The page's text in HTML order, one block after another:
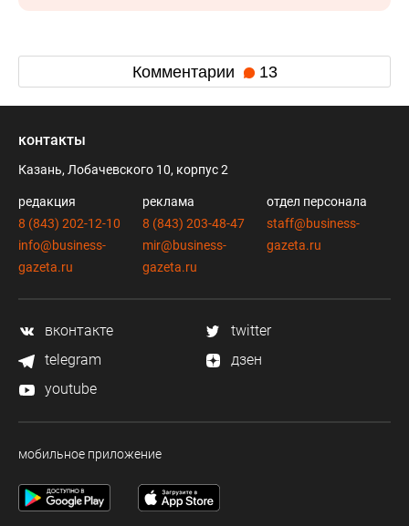
Комментарии 13
контакты
Казань, Лобачевского 10, корпус 2
редакция
8 (843) 202-12-10
info@business-
gazeta.ru
реклама
8 (843) 203-48-47
mir@business-
gazeta.ru
отдел персонала
staff@business-
gazeta.ru
вконтакте
twitter
telegram
дзен
youtube
мобильное приложение